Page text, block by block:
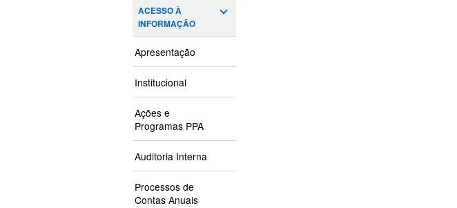
ACESSO À
INFORMAÇÃO
Apresentação
Institucional
Ações e
Programas PPA
Auditoria Interna
Processos de
Contas Anuais